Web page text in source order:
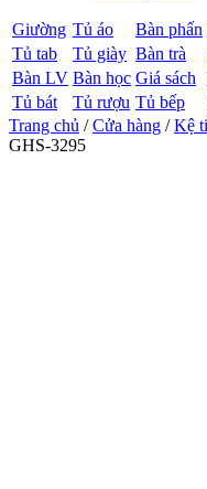
Giường Tủ áo Bàn phấn
Tủ tab Tủ giày Bàn trà
Bàn LV Bàn học Giá sách
Tủ bát Tủ rượu Tủ bếp
Trang chủ /Cửa hàng /Kệ
GHS-3295